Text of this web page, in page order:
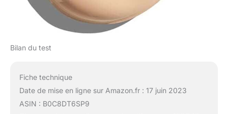
Bilan du test
Fiche technique
Date de mise en ligne sur Amazon.fr : 17 juin 2023
ASIN : B0C8DT6SP9